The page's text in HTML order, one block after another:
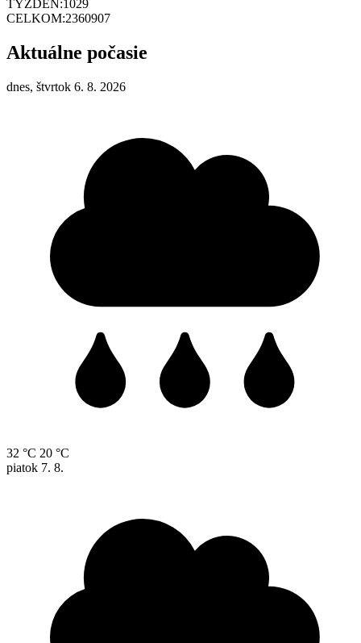
TÝŽDEŇ:1029
CELKOM:2360907
Aktuálne počasie
dnes, štvrtok 6. 8. 2026
32 °C 20 °C
piatok 7. 8.